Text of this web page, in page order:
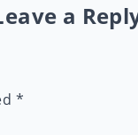
a
*